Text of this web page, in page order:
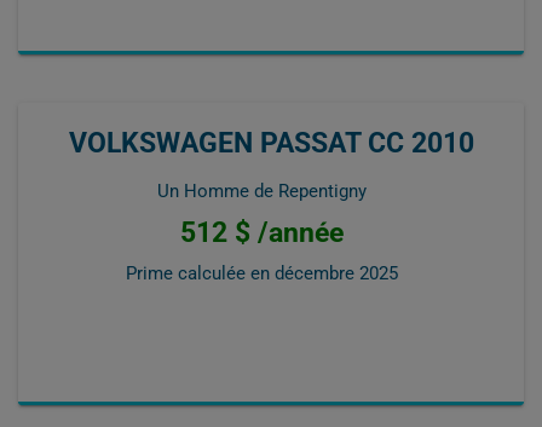
VOLKSWAGEN PASSAT CC 2010
Un Homme de Repentigny
512 $ /année
Prime calculée en décembre 2025